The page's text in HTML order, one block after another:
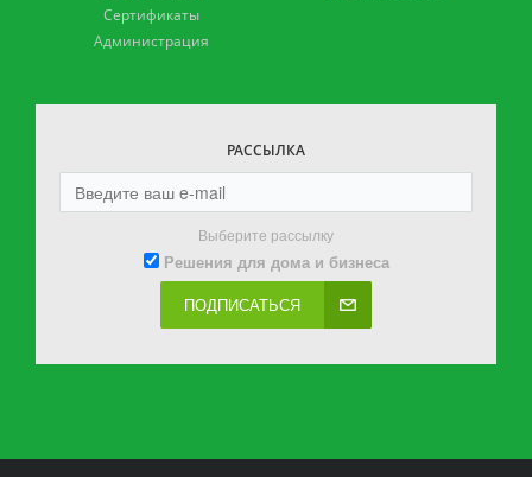
Сертификаты
Администрация
РАССЫЛКА
Выберите рассылку
Решения для дома и бизнеса
ПОДПИСАТЬСЯ